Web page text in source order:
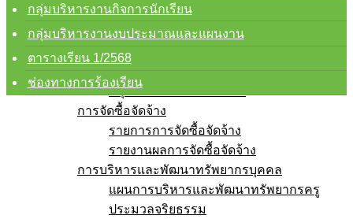
คู่มือการปฏิบัติงาน
กลุ่มบริหารงานวิชาการ
กลุ่มบริหารงานบุคคล
กลุ่มบริหารทั่วไป
กลุ่มงานบริหารแผนงานฯ
การจัดซื้อจัดจ้าง
รายการการจัดซื้อจัดจ้าง
รายงานผลการจัดซื้อจัดจ้าง
การบริหารและพัฒนาทรัพยากรบุคคล
แผนการบริหารและพัฒนาทรัพยากรครู
ประมวลจริยธรรม
กลุ่มบริหารงานกิจการนักเรียน
กลุ่มบริหารงานงบประมาณและแผนงาน
ตารางเรียน 1/2568
ช่องทางการร้องเรียน